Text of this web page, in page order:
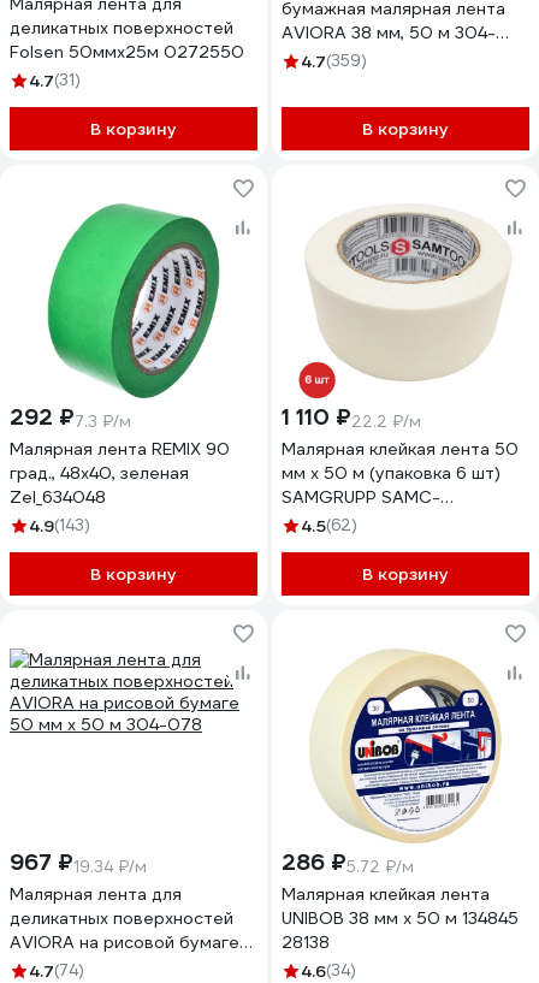
деликатных поверхностей
Folsen 50ммх25м 0272550
4.7(31)
В корзину
бумажная малярная лента
AVIORA 38 мм, 50 м 304-
009
4.7(359)
В корзину
292 ₽7.3 ₽/м
Малярная лента REMIX 90
град., 48x40, зеленая
Zel_634048
4.9(143)
В корзину
1 110 ₽22.2 ₽/м
Малярная клейкая лента 50
мм х 50 м (упаковка 6 шт)
SAMGRUPP SAMC-
076050050-6
4.5(62)
В корзину
967 ₽19.34 ₽/м
Малярная лента для
деликатных поверхностей
AVIORA на рисовой бумаге
50 мм х 50 м 304-078
4.7(74)
286 ₽5.72 ₽/м
Малярная клейкая лента
UNIBOB 38 мм х 50 м 134845
28138
4.6(34)